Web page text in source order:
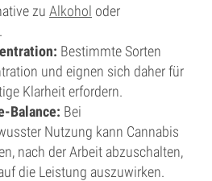
zu Alkohol oder
Bestimmte Sorten
und eignen sich daher für
Klarheit erfordern.
Balance: Bei
Nutzung kann Cannabis
nach der Arbeit abzuschalten,
die Leistung auszuwirken.